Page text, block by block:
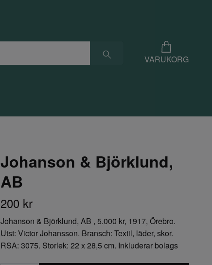
VARUKORG
Johanson & Björklund,
AB
200 kr
Johanson & Björklund, AB , 5.000 kr, 1917, Örebro.
Utst: Victor Johansson. Bransch: Textil, läder, skor.
RSA: 3075. Storlek: 22 x 28,5 cm. Inkluderar bolags